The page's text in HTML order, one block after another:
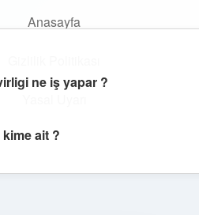
Anasayfa
kefa.com.tr
ne iş yapar ?
kime ait ?